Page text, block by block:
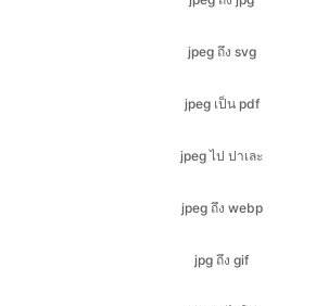
jpeg เป็น pdf
jpeg ไป ปาเละ
jpeg ถึง webp
jpg ถึง gif
jpg ถึง ไอโก
jpg ถึง jfif